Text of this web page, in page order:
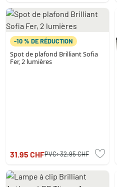
-10 % DE RÉDUCTION
Spot de plafond Brilliant Sofia
Fer, 2 lumières
31.95 CHFPVC:32.95 CHF